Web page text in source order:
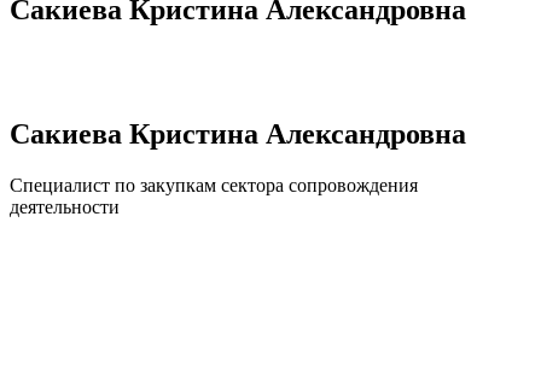
Сакиева Кристина Александровна
Сакиева Кристина Александровна
Специалист по закупкам сектора сопровождения
деятельности